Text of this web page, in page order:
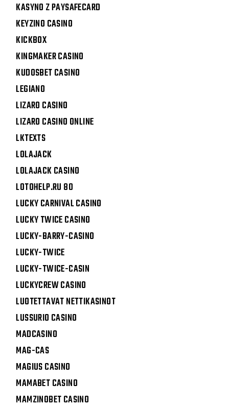
KASYNO Z PAYSAFECARD
KEYZINO CASINO
KICKBOX
KINGMAKER CASINO
KUDOSBET CASINO
LEGIANO
LIZARO CASINO
LIZARO CASINO ONLINE
LKTEXTS
LOLAJACK
LOLAJACK CASINO
LOTOHELP.RU 80
LUCKY CARNIVAL CASINO
LUCKY TWICE CASINO
LUCKY-BARRY-CASINO
LUCKY-TWICE
LUCKY-TWICE-CASIN
LUCKYCREW CASINO
LUOTETTAVAT NETTIKASINOT
LUSSURIO CASINO
MADCASINO
MAG-CAS
MAGIUS CASINO
MAMABET CASINO
MAMZINOBET CASINO